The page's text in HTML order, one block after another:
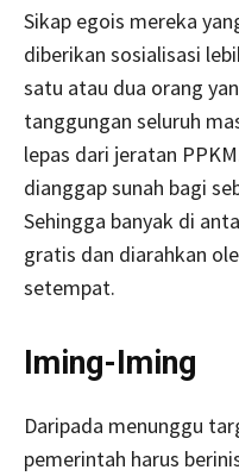
Sikap egois mereka
diberikan sosialisasi
satu atau dua orang
tanggungan seluruh
lepas dari jeratan
dianggap sunah bagi
Sehingga banyak di
gratis dan diarahkan
setempat.
Iming-Iming
Daripada menunggu
pemerintah harus